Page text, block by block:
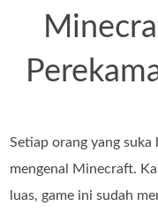
Setiap orang yang
mengenal Minecraft.
luas, game ini sudah